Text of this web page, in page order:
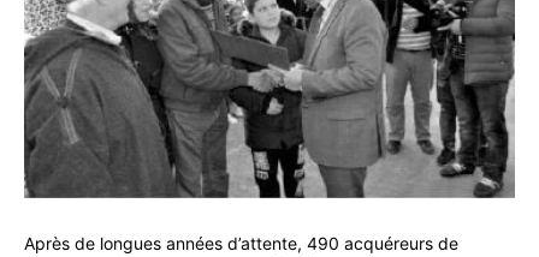
Après de longues années d’attente, 490 acquéreurs de